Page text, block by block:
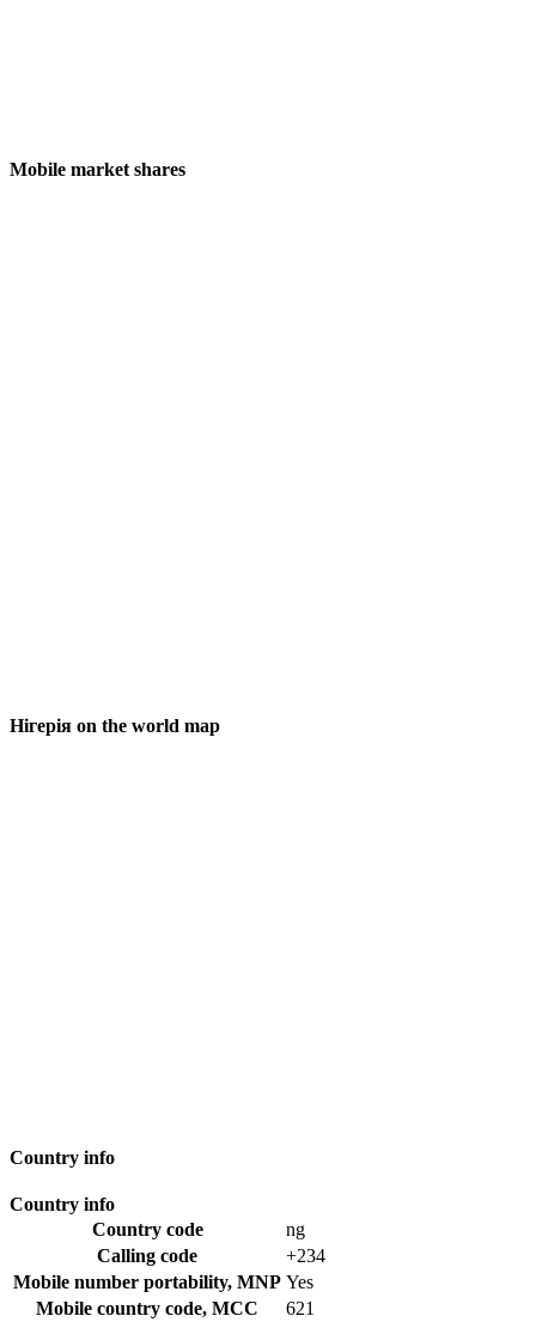
Mobile market shares
Нігерія on the world map
Country info
Country info
Country code
ng
Calling code
+234
Mobile number portability, MNP Yes
Mobile country code, MCC
621